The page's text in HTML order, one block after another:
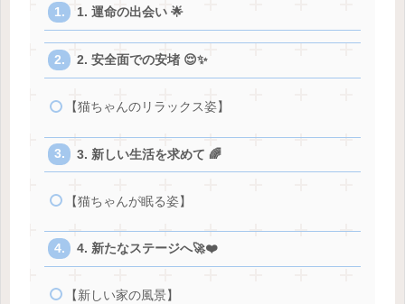
1. 運命の出会い 🌟
2. 安全面での安堵 😌✨
【猫ちゃんのリラックス姿】
3. 新しい生活を求めて 🌈
【猫ちゃんが眠る姿】
4. 新たなステージへ🚀❤️
【新しい家の風景】